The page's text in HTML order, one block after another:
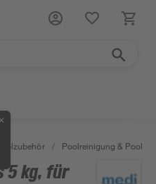
✕
/ Poolreinigung &
5 kg, für